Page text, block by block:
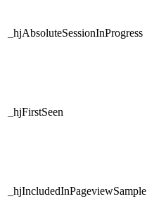
_hjAbsoluteSessionInProgress
_hjFirstSeen
_hjIncludedInPageviewSample